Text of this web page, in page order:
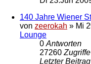
140 Jahre Wiener
von zeerokah » Mi
Lounge
0 Antworten
27260 Zugriffe
Letzter Beitrag